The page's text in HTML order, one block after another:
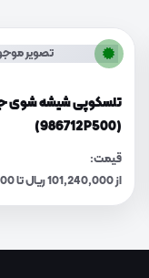
تصویر
تلسکوپی شیشه شوی
(986712P500)
قیمت:
از 101,240,000 ریال تا 105,370,000 ریال